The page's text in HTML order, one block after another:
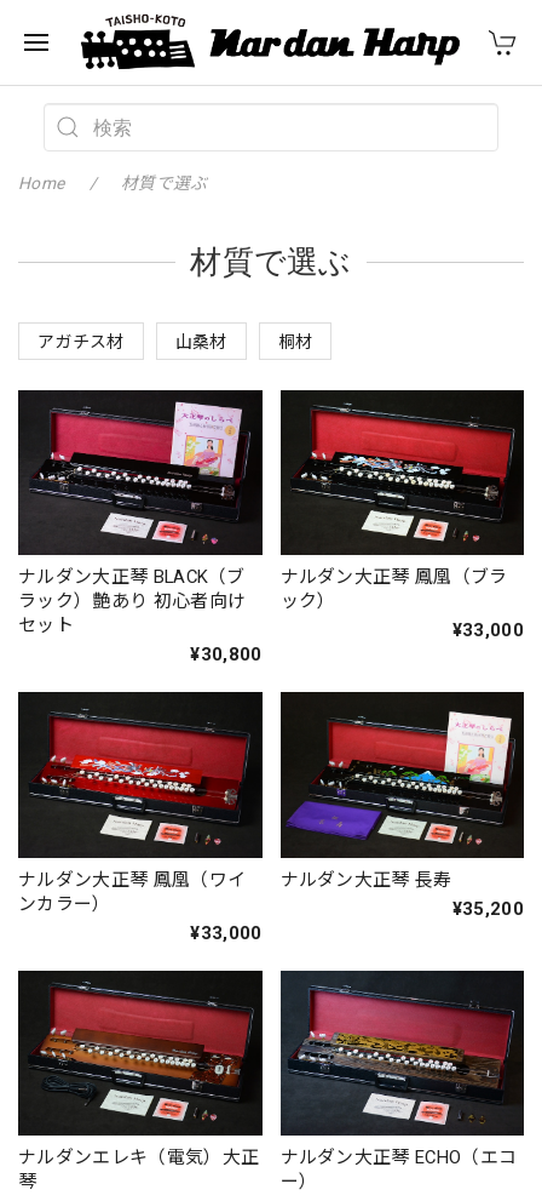
Home 材質で選ぶ
材質で選ぶ
アガチス材 山桑材 桐材
ナルダン大正琴 BLACK（ブ
ラック）艶あり 初心者向け
セット
¥30,800
ナルダン大正琴 鳳凰（ブラ
ック）
¥33,000
ナルダン大正琴 鳳凰（ワイ
ンカラー）
¥33,000
ナルダン大正琴 長寿
¥35,200
ナルダンエレキ（電気）大正
琴
ナルダン大正琴 ECHO（エコ
ー）